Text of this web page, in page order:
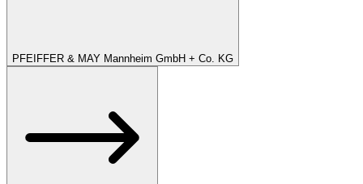
PFEIFFER & MAY Mannheim GmbH + Co. KG